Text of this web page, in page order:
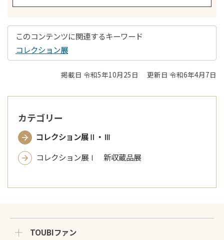
このコンテンツに関連するキーワード
コレクション展
掲載日 令和5年10月25日 更新日 令和6年4月7日
カテゴリー
コレクション展Ⅱ・Ⅲ
コレクション展Ⅰ 新収蔵品展
TOUBIファン